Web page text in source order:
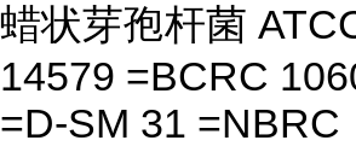
蜡状芽孢杆菌
14579 =BCRC
=D-SM 31 =NBRC